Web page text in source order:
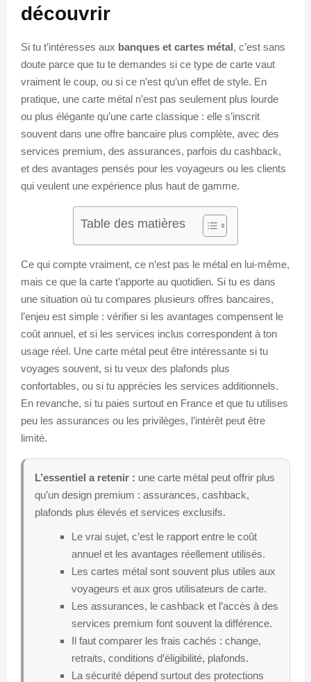
découvrir
Si tu t’intéresses aux banques et cartes métal, c’est sans
doute parce que tu te demandes si ce type de carte vaut
vraiment le coup, ou si ce n’est qu’un effet de style. En
pratique, une carte métal n’est pas seulement plus lourde
ou plus élégante qu’une carte classique : elle s’inscrit
souvent dans une offre bancaire plus complète, avec des
services premium, des assurances, parfois du cashback,
et des avantages pensés pour les voyageurs ou les clients
qui veulent une expérience plus haut de gamme.
Table des matières
Ce qui compte vraiment, ce n’est pas le métal en lui-même,
mais ce que la carte t’apporte au quotidien. Si tu es dans
une situation où tu compares plusieurs offres bancaires,
l’enjeu est simple : vérifier si les avantages compensent le
coût annuel, et si les services inclus correspondent à ton
usage réel. Une carte métal peut être intéressante si tu
voyages souvent, si tu veux des plafonds plus
confortables, ou si tu apprécies les services additionnels.
En revanche, si tu paies surtout en France et que tu utilises
peu les assurances ou les privilèges, l’intérêt peut être
limité.
L’essentiel a retenir : une carte métal peut offrir plus
qu’un design premium : assurances, cashback,
plafonds plus élevés et services exclusifs.
Le vrai sujet, c’est le rapport entre le coût
annuel et les avantages réellement utilisés.
Les cartes métal sont souvent plus utiles aux
voyageurs et aux gros utilisateurs de carte.
Les assurances, le cashback et l’accès à des
services premium font souvent la différence.
Il faut comparer les frais cachés : change,
retraits, conditions d’éligibilité, plafonds.
La sécurité dépend surtout des protections